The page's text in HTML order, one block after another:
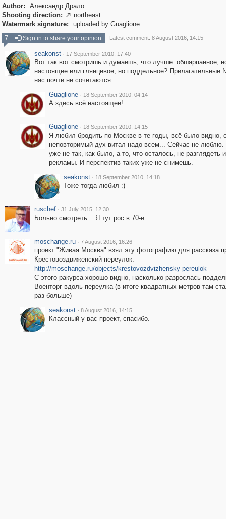
Author:
Александр Драло
Shooting direction:  northeast
Watermark signature:
uploaded by Guaglione
7
Sign in to share your opinion Latest comment: 8 August 2016, 14:15
seakonst · 17 September 2010, 17:40
Вот так вот смотришь и думаешь, что лучше: обшарпанное,
настоящее или глянцевое, но поддельное?
нас почти не сочетаются.
Guaglione · 18 September 2010, 04:14
А здесь всё настоящее!
Guaglione · 18 September 2010, 14:15
Я любил бродить по Москве в те годы, всё было видно,
неповторимый дух витал надо всем... Сейчас не люблю.
уже не так, как было, а то, что осталось, не разглядеть
рекламы. И перспектив таких уже не снимешь.
seakonst · 18 September 2010, 14:18
Тоже тогда любил :)
ruschef · 31 July 2015, 12:30
Больно смотреть... Я тут рос в 70-е....
moschange.ru · 7 August 2016, 16:26
проект "Живая Москва" взял эту фотографию для рассказа
Крестовоздвиженский переулок:
http://moschange.ru/objects/krestovozdvizhensky-pereulok
С этого ракурса хорошо видно, насколько разрослась
Военторг вдоль переулка (в итоге квадратных метров там
раз больше)
seakonst · 8 August 2016, 14:15
Классный у вас проект, спасибо.